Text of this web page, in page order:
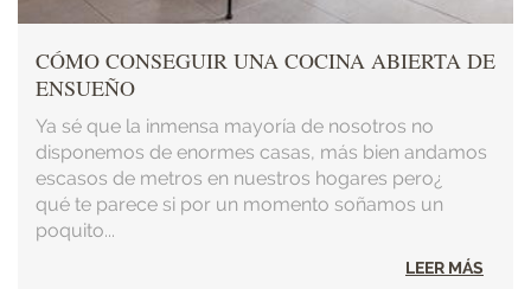
CÓMO CONSEGUIR UNA COCINA ABIERTA DE
ENSUEÑO
Ya sé que la inmensa mayoría de nosotros no
disponemos de enormes casas, más bien andamos
escasos de metros en nuestros hogares pero¿
qué te parece si por un momento soñamos un
poquito...
LEER MÁS